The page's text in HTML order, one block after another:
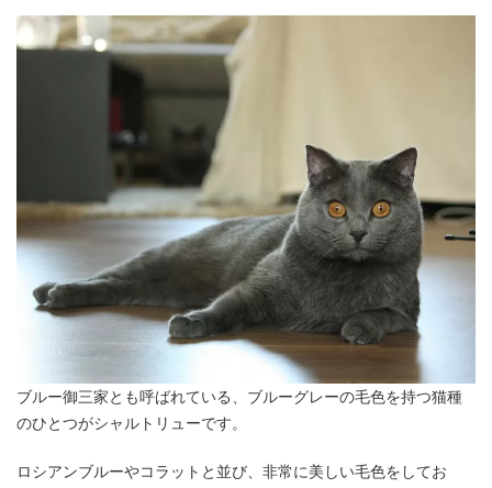
ブルー御三家とも呼ばれている、ブルーグレーの毛色を持つ猫種
のひとつがシャルトリューです。
ロシアンブルーやコラットと並び、非常に美しい毛色をしてお